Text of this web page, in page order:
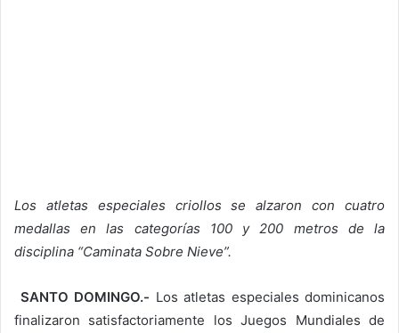
Los atletas especiales criollos se alzaron con cuatro
medallas en las categorías 100 y 200 metros de la
disciplina “Caminata Sobre Nieve”.
SANTO DOMINGO.- Los atletas especiales dominicanos
finalizaron satisfactoriamente los Juegos Mundiales de